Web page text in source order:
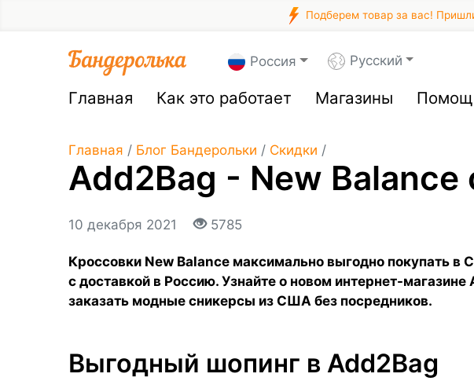
Подберем товар за вас!
Россия Русский
Главная Как это работает Магазины
Главная / Блог Бандерольки / Скидки /
Add2Bag - New
10 декабря 2021 5785
Кроссовки New Balance максимально выгодно покупать в
с доставкой в Россию. Узнайте о новом интернет-
заказать модные сникерсы из США без посредников.
Выгодный шопинг в Add2Bag